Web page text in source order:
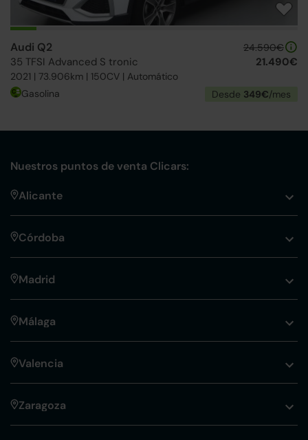
Audi Q2
35 TFSI Advanced S tronic
2021 | 73.906km | 150CV | Automático
24.590€
21.490€
Gasolina Desde 349€/mes
Nuestros puntos de venta Clicars:
Alicante
Córdoba
Madrid
Málaga
Valencia
Zaragoza